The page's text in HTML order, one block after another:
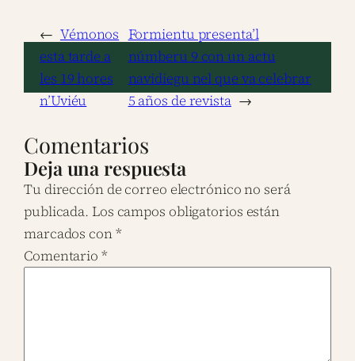
← Vémonos
esta tarde a
les 19 hores
n’Uviéu
Formientu presenta’l
númberu 9 con un actu
navidiegu nel que va celebrar
5 años de revista →
Comentarios
Deja una respuesta
Tu dirección de correo electrónico no será
publicada. Los campos obligatorios están
marcados con*
Comentario *